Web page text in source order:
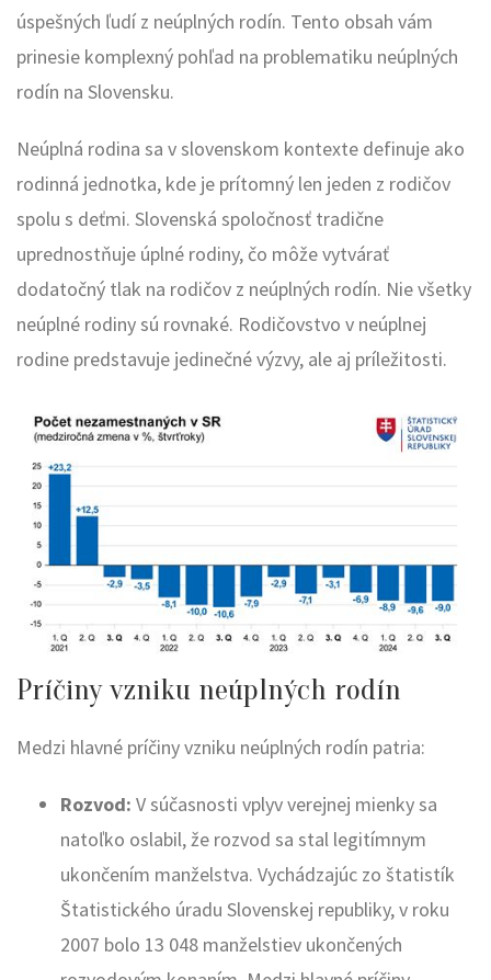
úspešných ľudí z neúplných rodín. Tento obsah vám
prinesie komplexný pohľad na problematiku neúplných
rodín na Slovensku.
Neúplná rodina sa v slovenskom kontexte definuje ako
rodinná jednotka, kde je prítomný len jeden z rodičov
spolu s deťmi. Slovenská spoločnosť tradične
uprednostňuje úplné rodiny, čo môže vytvárať
dodatočný tlak na rodičov z neúplných rodín. Nie všetky
neúplné rodiny sú rovnaké. Rodičovstvo v neúplnej
rodine predstavuje jedinečné výzvy, ale aj príležitosti.
Príčiny vzniku neúplných rodín
Medzi hlavné príčiny vzniku neúplných rodín patria:
Rozvod: V súčasnosti vplyv verejnej mienky sa
natoľko oslabil, že rozvod sa stal legitímnym
ukončením manželstva. Vychádzajúc zo štatistík
Štatistického úradu Slovenskej republiky, v roku
2007 bolo 13 048 manželstiev ukončených